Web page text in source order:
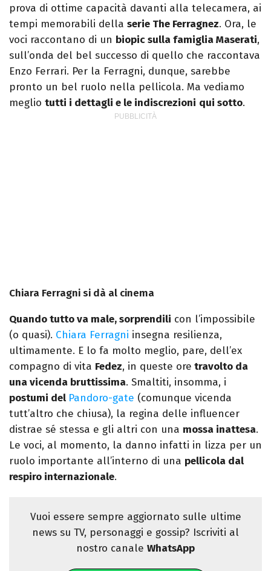
prova di ottime capacità davanti alla telecamera, ai
tempi memorabili della serie The Ferragnez. Ora, le
voci raccontano di un biopic sulla famiglia Maserati,
sull’onda del bel successo di quello che raccontava
Enzo Ferrari. Per la Ferragni, dunque, sarebbe
pronto un bel ruolo nella pellicola. Ma vediamo
meglio tutti i dettagli e le indiscrezioni qui sotto.
Chiara Ferragni si dà al cinema
Quando tutto va male, sorprendili con l’impossibile
(o quasi). Chiara Ferragni insegna resilienza,
ultimamente. E lo fa molto meglio, pare, dell’ex
compagno di vita Fedez, in queste ore travolto da
una vicenda bruttissima. Smaltiti, insomma, i
postumi del Pandoro-gate (comunque vicenda
tutt’altro che chiusa), la regina delle influencer
distrae sé stessa e gli altri con una mossa inattesa.
Le voci, al momento, la danno infatti in lizza per un
ruolo importante all’interno di una pellicola dal
respiro internazionale.
Vuoi essere sempre aggiornato sulle ultime
news su TV, personaggi e gossip? Iscriviti al
nostro canale WhatsApp